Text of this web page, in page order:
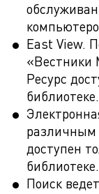
East View.
«Вестники
Ресурс
библиотеке.
различным
доступен
библиотеке.
Поиск